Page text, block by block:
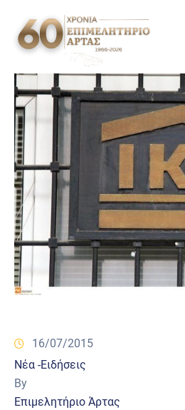
16/07/2015
Νέα -Ειδήσεις
By
Επιμελητήριο Άρτας